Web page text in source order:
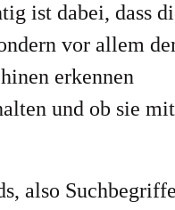
ist dabei, dass
vor allem
erkennen
und ob sie
also